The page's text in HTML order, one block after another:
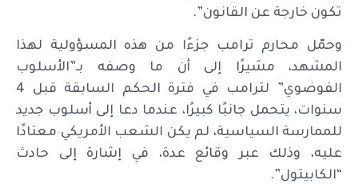
تكون خارجة عن القانون”.
وحمّل محارم ترامب جزءًا من هذه المسؤولية لهذا
المشهد، مشيرًا إلى أن ما وصفه بـ”الأسلوب
الفوضوي” لترامب في فترة الحكم السابقة قبل 4
سنوات، يتحمل جانبًا كبيرًا، عندما دعا إلى أسلوب جديد
للممارسة السياسية، لم يكن الشعب الأمريكي معتادًا
عليه، وذلك عبر وقائع عدة، في إشارة إلى حادث
“الكابيتول”.